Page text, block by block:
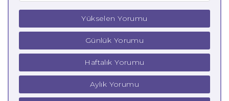
Yükselen Yorumu
Günlük Yorumu
Haftalık Yorumu
Aylık Yorumu